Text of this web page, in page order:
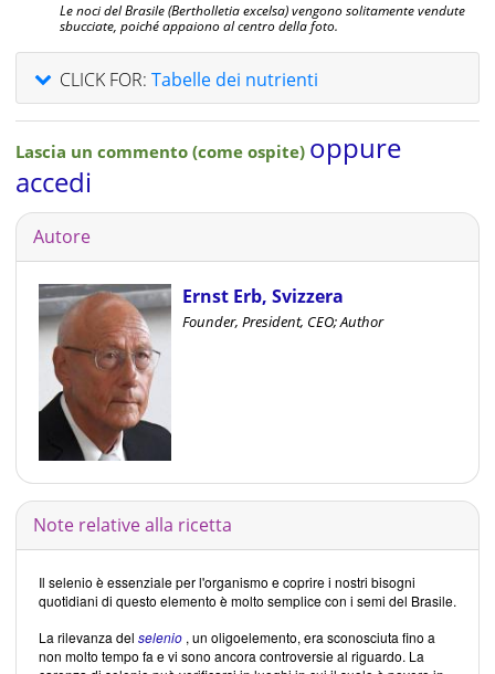
Le noci del Brasile (Bertholletia excelsa) vengono solitamente vendute
sbucciate, poiché appaiono al centro della foto.
CLICK FOR: Tabelle dei nutrienti
Lascia un commento (come ospite) oppure
accedi
Autore
Ernst Erb, Svizzera
Founder, President, CEO; Author
Note relative alla ricetta
Il selenio è essenziale per l'organismo e coprire i nostri bisogni
quotidiani di questo elemento è molto semplice con i semi del Brasile.
La rilevanza del selenio , un oligoelemento, era sconosciuta fino a
non molto tempo fa e vi sono ancora controversie al riguardo. La